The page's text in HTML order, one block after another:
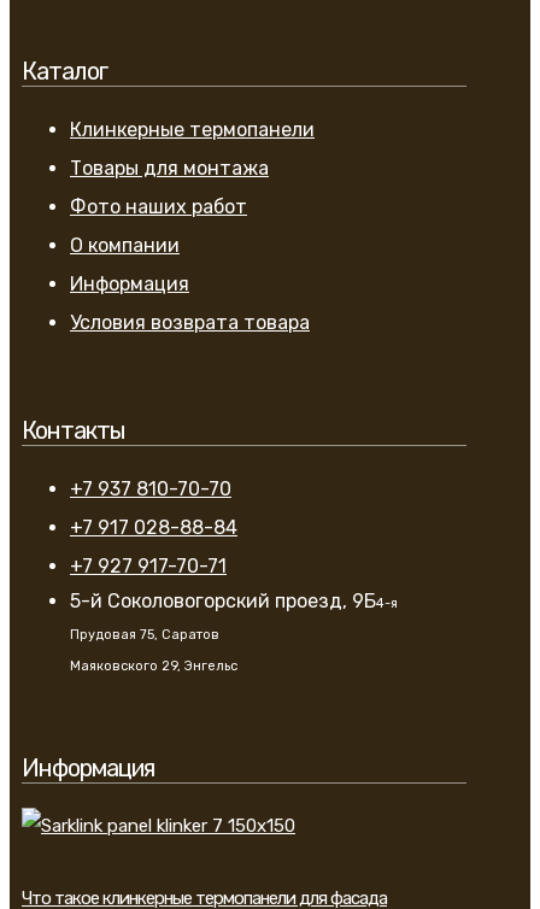
Каталог
Клинкерные термопанели
Товары для монтажа
Фото наших работ
О компании
Информация
Условия возврата товара
Контакты
+7 937 810-70-70
+7 917 028-88-84
+7 927 917-70-71
5-й Соколовогорский проезд, 9Б4-я
Прудовая 75, Саратов
Маяковского 29, Энгельс
Информация
Что такое клинкерные термопанели для фасада